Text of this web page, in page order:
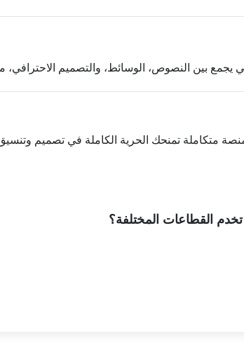
القطاعات المختلفة؟